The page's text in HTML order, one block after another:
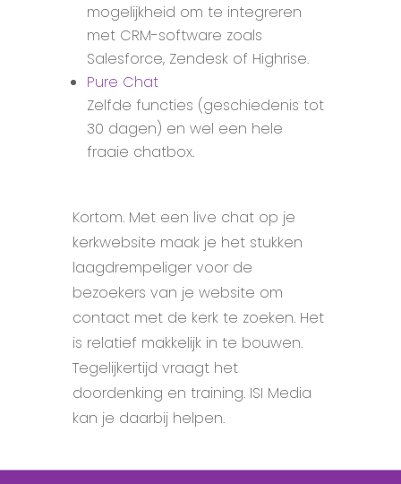
mogelijkheid om te integreren
met CRM-software zoals
Salesforce, Zendesk of Highrise.
Pure Chat
Zelfde functies (geschiedenis tot
30 dagen) en wel een hele
fraaie chatbox.
Kortom. Met een live chat op je
kerkwebsite maak je het stukken
laagdrempeliger voor de
bezoekers van je website om
contact met de kerk te zoeken. Het
is relatief makkelijk in te bouwen.
Tegelijkertijd vraagt het
doordenking en training. ISI Media
kan je daarbij helpen.